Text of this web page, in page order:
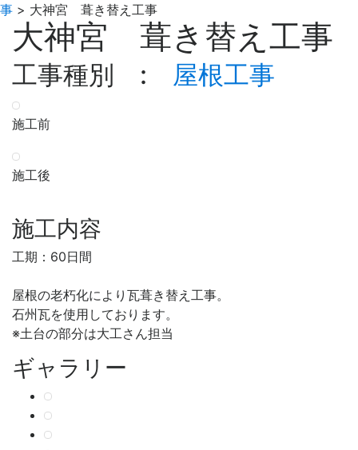
事 > 大神宮 葺き替え工事
大神宮 葺き替え工事
工事種別 : 屋根工事
施工前
施工後
施工内容
工期：60日間
屋根の老朽化により瓦葺き替え工事。
石州瓦を使用しております。
※土台の部分は大工さん担当
ギャラリー